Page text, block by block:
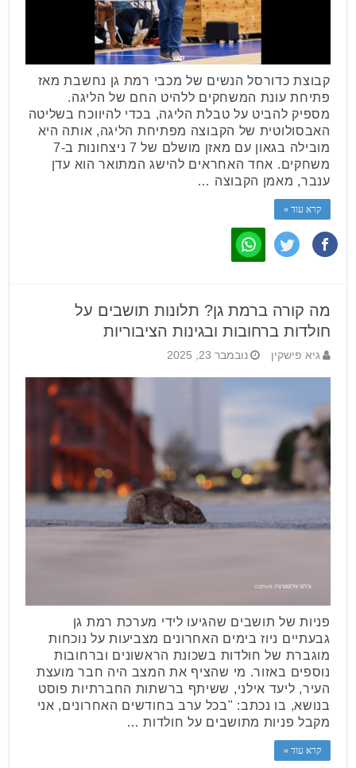
קבוצת כדורסל הנשים של מכבי רמת גן נחשבת מאז
פתיחת עונת המשחקים ללהיט החם של הליגה.
מספיק להביט על טבלת הליגה, בכדי להיווכח בשליטה
האבסולוטית של הקבוצה מפתיחת הליגה, אותה היא
מובילה בגאון עם מאזן מושלם של 7 ניצחונות ב-7
משחקים. אחד האחראים להישג המתואר הוא עדן
ענבר, מאמן הקבוצה …
קרא עוד »
מה קורה ברמת גן? תלונות תושבים על
חולדות ברחובות ובגינות הציבוריות
גיא פישקין נובמבר 23, 2025
פניות של תושבים שהגיעו לידי מערכת רמת גן
גבעתיים ניוז בימים האחרונים מצביעות על נוכחות
מוגברת של חולדות בשכונת הראשונים וברחובות
נוספים באזור. מי שהציף את המצב היה חבר מועצת
העיר, ליעד אילני, ששיתף ברשתות החברתיות פוסט
בנושא, בו נכתב: "בכל ערב בחודשים האחרונים, אני
מקבל פניות מתושבים על חולדות …
קרא עוד »